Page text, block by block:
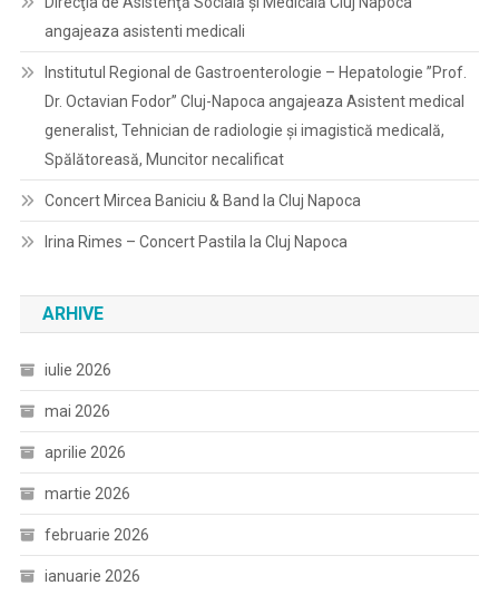
angajeaza asistenti medicali
Institutul Regional de Gastroenterologie – Hepatologie ”Prof.
Dr. Octavian Fodor” Cluj-Napoca angajeaza Asistent medical
generalist, Tehnician de radiologie și imagistică medicală,
Spălătoreasă, Muncitor necalificat
Concert Mircea Baniciu & Band la Cluj Napoca
Irina Rimes – Concert Pastila la Cluj Napoca
ARHIVE
iulie 2026
mai 2026
aprilie 2026
martie 2026
februarie 2026
ianuarie 2026